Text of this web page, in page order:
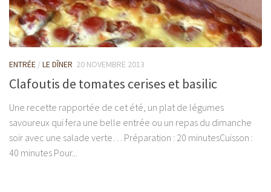
ENTRÉE /LE DÎNER 20 NOVEMBRE 2013
Clafoutis de tomates cerises et basilic
Une recette rapportée de cet été, un plat de légumes
savoureux qui fera une belle entrée ou un repas du dimanche
soir avec une salade verte… Préparation : 20 minutesCuisson :
40 minutes Pour...